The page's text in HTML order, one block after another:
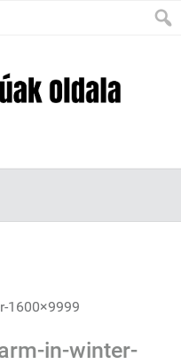
1600×9999
in-winter-